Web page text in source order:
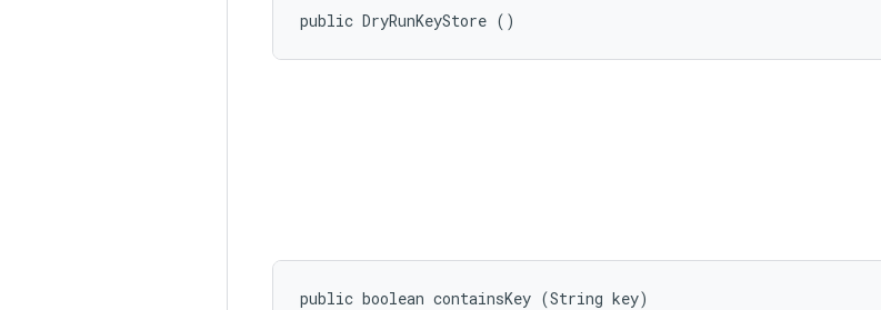
public DryRunKeyStore ()
public boolean containsKey (String key)